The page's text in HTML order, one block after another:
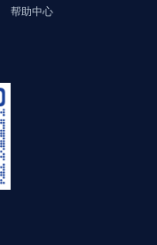
帮助中心